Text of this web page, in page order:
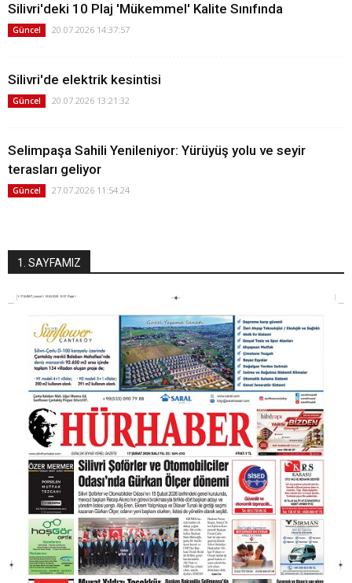
Silivri'deki 10 Plaj 'Mükemmel' Kalite Sınıfında
Güncel 20.07.2026 14:37:57
Silivri'de elektrik kesintisi
Güncel 20.07.2026 13:21:32
Selimpaşa Sahili Yenileniyor: Yürüyüş yolu ve seyir
terasları geliyor
Güncel 27.07.2026 11:54:24
1. SAYFAMIZ